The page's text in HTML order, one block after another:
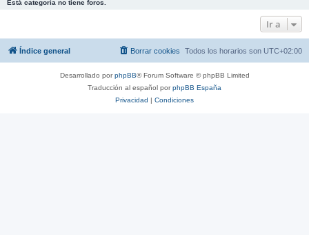
Está categoría no tiene foros.
Ir a
Índice general Todos los horarios son UTC+02:00
Borrar cookies
Desarrollado porphpBB® Forum Software © phpBB Limited
Traducción al español porphpBB España
Privacidad | Condiciones